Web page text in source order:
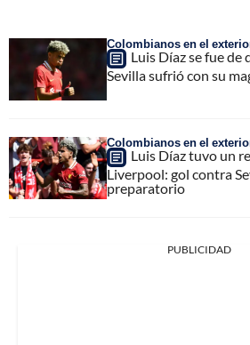
Colombianos en el
Luis Díaz se fue
Sevilla sufrió con su
Colombianos en el
Luis Díaz tuvo un
Liverpool: gol contra
preparatorio
PUBLICIDAD